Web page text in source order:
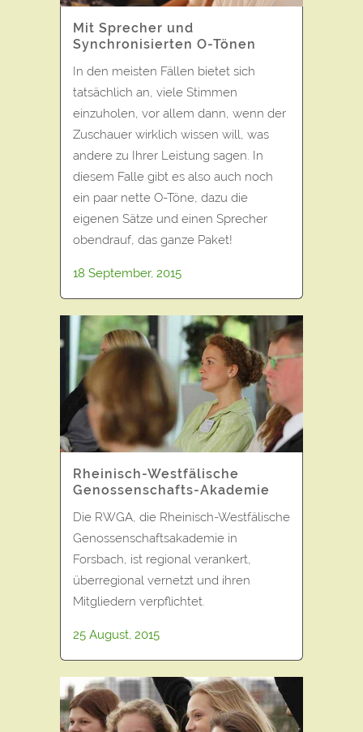
Mit Sprecher und
Synchronisierten O-Tönen
In den meisten Fällen bietet sich
tatsächlich an, viele Stimmen
einzuholen, vor allem dann, wenn der
Zuschauer wirklich wissen will, was
andere zu Ihrer Leistung sagen. In
diesem Falle gibt es also auch noch
ein paar nette O-Töne, dazu die
eigenen Sätze und einen Sprecher
obendrauf, das ganze Paket!
18 September, 2015
Rheinisch-Westfälische
Genossenschafts-Akademie
Die RWGA, die Rheinisch-Westfälische
Genossenschaftsakademie in
Forsbach, ist regional verankert,
überregional vernetzt und ihren
Mitgliedern verpflichtet.
25 August, 2015